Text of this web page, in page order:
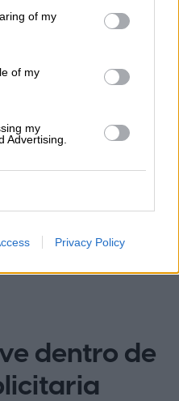
of my
of my
my
Advertising.
Privacy Policy
Editor y Head of
en Español,
editorial, SEO…
Servicios de streaming
dentro de